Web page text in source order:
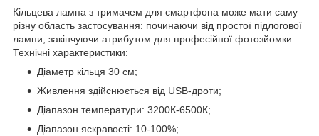
Кільцева лампа з тримачем для смартфона може мати саму
різну область застосування: починаючи від простої підлогової
лампи, закінчуючи атрибутом для професійної фотозйомки.
Технічні характеристики:
Діаметр кільця 30 см;
Живлення здійснюється від USB-дроти;
Діапазон температури: 3200К-6500К;
Діапазон яскравості: 10-100%;